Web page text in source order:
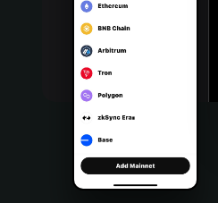
Português (Portugal)
Bahasa Indonesia
Português (Brasil)
Español (Argentina)